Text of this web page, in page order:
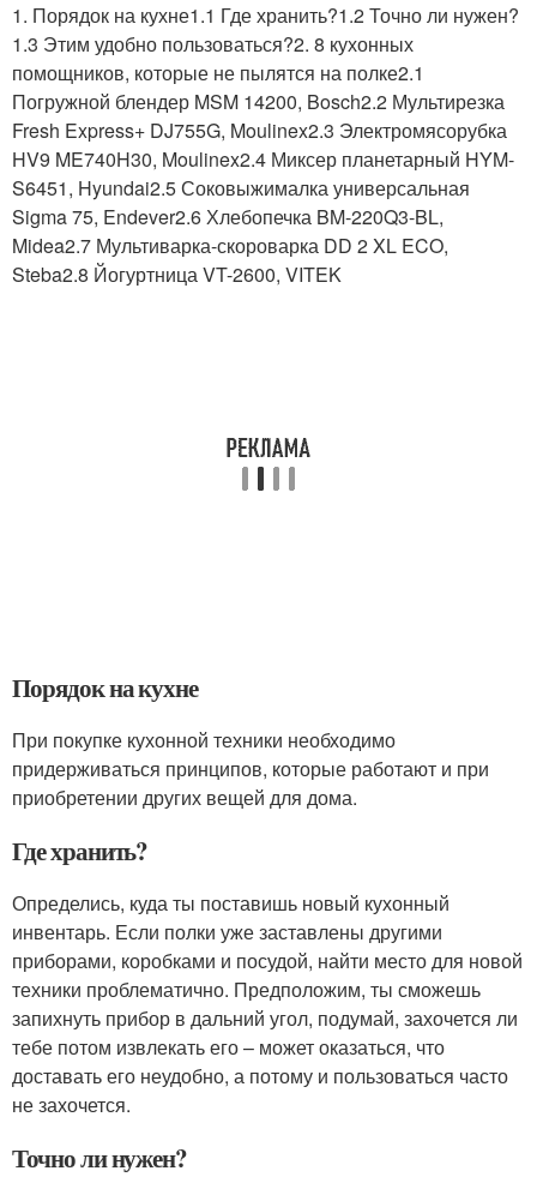
1. Порядок на кухне1.1 Где хранить?1.2 Точно ли нужен?
1.3 Этим удобно пользоваться?2. 8 кухонных
помощников, которые не пылятся на полке2.1
Погружной блендер MSM 14200, Bosch2.2 Мультирезка
Fresh Express+ DJ755G, Moulinex2.3 Электромясорубка
HV9 ME740H30, Moulinex2.4 Миксер планетарный HYM-
S6451, Hyundai2.5 Соковыжималка универсальная
Sigma 75, Endever2.6 Хлебопечка BM-220Q3-BL,
Midea2.7 Мультиварка-скороварка DD 2 XL ECO,
Steba2.8 Йогуртница VT-2600, VITEK
Порядок на кухне
При покупке кухонной техники необходимо
придерживаться принципов, которые работают и при
приобретении других вещей для дома.
Где хранить?
Определись, куда ты поставишь новый кухонный
инвентарь. Если полки уже заставлены другими
приборами, коробками и посудой, найти место для новой
техники проблематично. Предположим, ты сможешь
запихнуть прибор в дальний угол, подумай, захочется ли
тебе потом извлекать его – может оказаться, что
доставать его неудобно, а потому и пользоваться часто
не захочется.
Точно ли нужен?